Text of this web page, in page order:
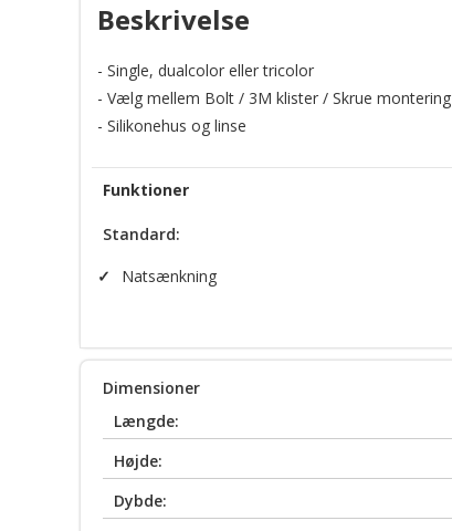
Beskrivelse
- Single, dualcolor eller tricolor
- Vælg mellem Bolt / 3M klister / Skrue montering
- Silikonehus og linse
Funktioner
Standard:
✓
Natsænkning
Dimensioner
Længde:
Højde:
Dybde: